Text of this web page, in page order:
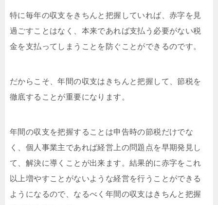
特に毎年の収支をきちんと把握していれば、赤字を見
過ごすことはなく、本来であれば支払う必要がない税
金を支払ってしまうことを防ぐことができるのです。
だからこそ、年間の収支はきちんと把握して、節税を
徹底することが重要になります。
年間の収支を把握することは申告時の節税だけでな
く、個人事業主であれば経営上の問題点を早期発見し
て、解決に導くことが出来ます。結果的に赤字をこれ
以上増やすことがないような経営を行うことができる
ようになるので、なるべく年間の収支はきちんと把握